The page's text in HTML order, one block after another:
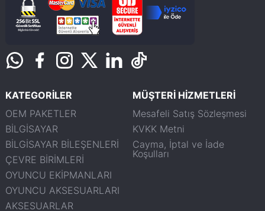
KATEGORİLER
OEM PAKETLER
BİLGİSAYAR
BİLGİSAYAR BİLEŞENLERİ
ÇEVRE BİRİMLERİ
OYUNCU EKİPMANLARI
OYUNCU AKSESUARLARI
AKSESUARLAR
MÜŞTERİ HİZMETLERİ
Mesafeli Satış Sözleşmesi
KVKK Metni
Cayma, İptal ve İade
Koşulları